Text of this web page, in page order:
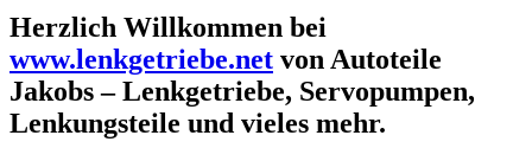
Herzlich Willkommen bei
www.lenkgetriebe.net von Autoteile
Jakobs – Lenkgetriebe, Servopumpen,
Lenkungsteile und vieles mehr.